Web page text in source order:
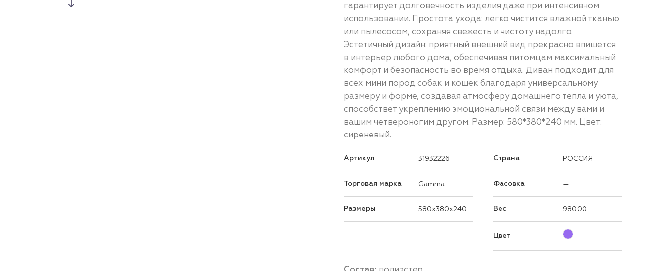
гарантирует долговечность изделия даже при интенсивном
использовании. Простота ухода: легко чистится влажной тканью
или пылесосом, сохраняя свежесть и чистоту надолго.
Эстетичный дизайн: приятный внешний вид прекрасно впишется
в интерьер любого дома, обеспечивая питомцам максимальный
комфорт и безопасность во время отдыха. Диван подходит для
всех мини пород собак и кошек благодаря универсальному
размеру и форме, создавая атмосферу домашнего тепла и уюта,
способствет укреплению эмоциональной связи между вами и
вашим четвероногим другом. Размер: 580*380*240 мм. Цвет:
сиреневый.
Артикул 31932226
Торговая марка Gamma
Размеры 580x380x240
Страна РОССИЯ
Фасовка —
Вес 980.00
Цвет
Состав: полиэстер